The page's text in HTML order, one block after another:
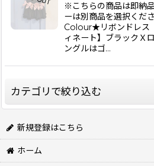
※こちらの商品は即納
ーは別商品を選択く
Colour★リボンドレス
ィネート】ブラックＸ
ングルはゴ…
カテゴリで絞り込む
ドッグウェア (全商品)
Cavasuits（キャバスーツ）
新規登録はこちら
ホーム